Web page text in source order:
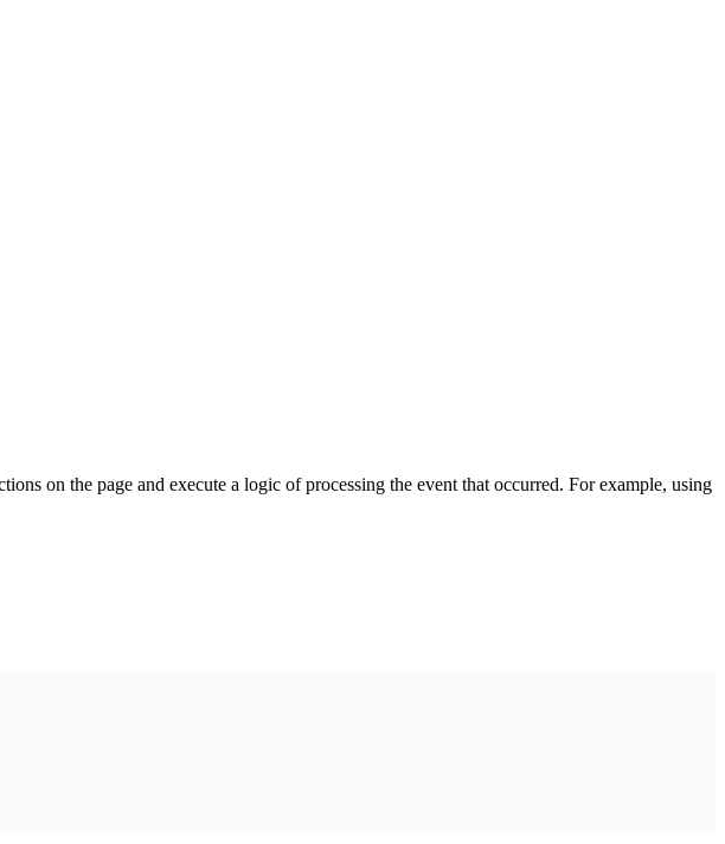
on the page and execute a logic of processing the event that occurred. For example, using